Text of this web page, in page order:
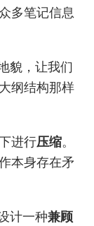
多笔记信息
貌，让我们
纲结构那样
进行压缩。
本身存在矛
计一种兼顾